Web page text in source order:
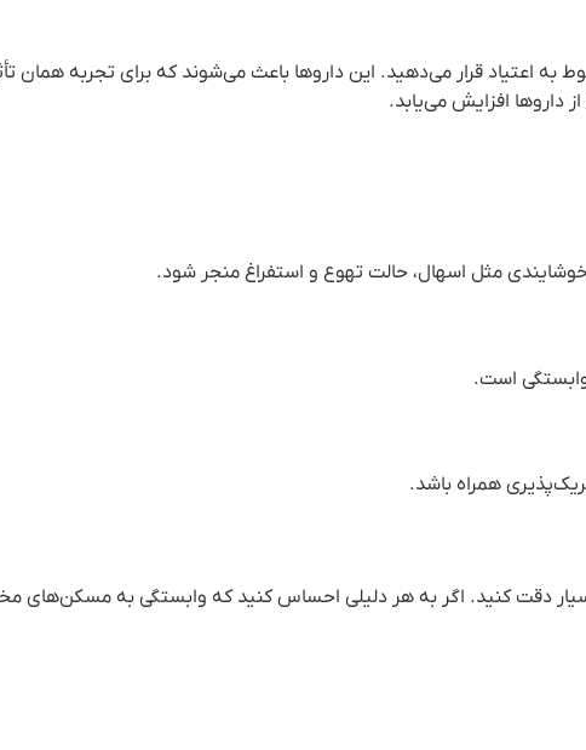
اعتیاد قرار می‌دهید. این داروها باعث می‌شوند که برای تجربه همان
داروها افزایش می‌یابد.
مثل اسهال، حالت تهوع و استفراغ منجر شود.
است.
همراه باشد.
بسیار دقت کنید. اگر به هر دلیلی احساس کنید که وابستگی به مسکن‌های